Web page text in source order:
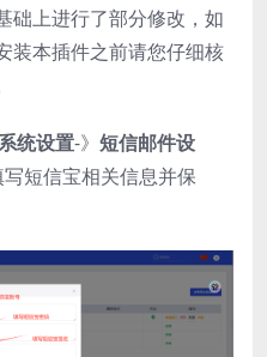
础上进行了部分修改，如
装本插件之前请您仔细核
统设置-》 短信邮件设
短信宝相关信息并保